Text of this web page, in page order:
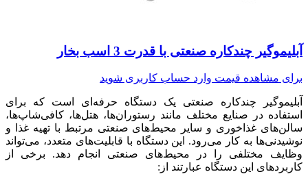
آبلیموگیر چندکاره صنعتی با قدرت 3 اسب بخار
برای مشاهده قیمت وارد حساب کاربری شوید
آبلیموگیر چندکاره صنعتی یک دستگاه حرفه‌ای است که برای
استفاده در صنایع مختلف مانند رستوران‌ها، هتل‌ها، کافی‌شاپ‌ها،
سالن‌های غذاخوری و سایر محیط‌های صنعتی مرتبط با تهیه غذا و
نوشیدنی‌ها به کار می‌رود. این دستگاه با قابلیت‌های متعدد، می‌تواند
وظایف مختلفی را در محیط‌های صنعتی انجام دهد. برخی از
کاربردهای این دستگاه عبارتند از: